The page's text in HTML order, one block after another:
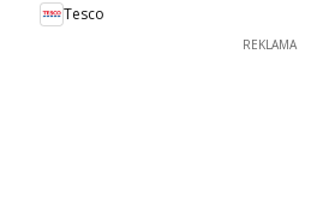
Tesco
REKLAMA